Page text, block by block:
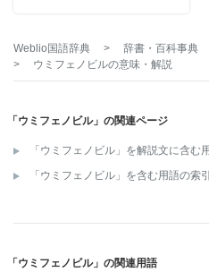
Weblio国語辞典 > 辞書・百科事典
>
ウミフェノビルの意味・解説
「ウミフェノビル」の関連ページ
「ウミフェノビル」を解説文に含む
「ウミフェノビル」を含む用語の索引
「ウミフェノビル」の関連用語